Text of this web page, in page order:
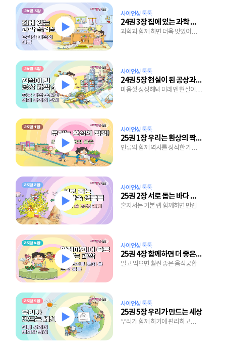
사이언싱 톡톡
24권 3장 집에 있는 과학 실험실, 부엌
과학과 함께 하면 더욱 맛있어지는
사이언싱 톡톡
24권 5장 현실이 된 공상과학 소설
마음껏 상상해봐 미래엔 현실이
사이언싱 톡톡
25권 1장 우리는 환상의 짝꿍!
인류와 함께 역사를 장식한 가축
사이언싱 톡톡
25권 2장 서로 돕는 바다 속 생물들
혼자서는 기본 렙 함께하면 만렙
사이언싱 톡톡
25권 4장 함께하면 더 좋은 맛있는 과학
알고 먹으면 훨씬 좋은 음식궁합
사이언싱 톡톡
25권 5장 우리가 만드는 세상
우리가 함께 하기에 편리하고